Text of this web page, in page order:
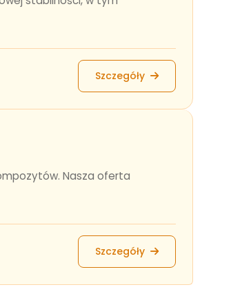
Szczegóły
Nasza oferta
Szczegóły